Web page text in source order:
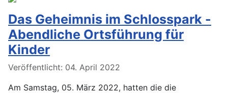
Das Geheimnis im Schlosspark -
Abendliche Ortsführung für
Kinder
Veröffentlicht: 04. April 2022
Am Samstag, 05. März 2022, hatten die die